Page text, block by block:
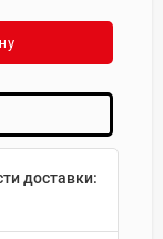
доставки: